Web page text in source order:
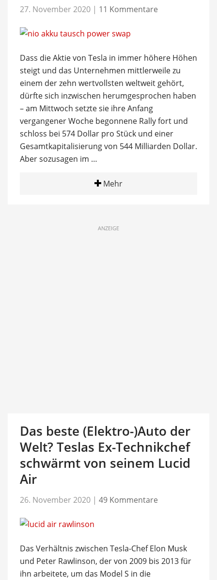
27. November 2020 | 11 Kommentare
Dass die Aktie von Tesla in immer höhere Höhen
steigt und das Unternehmen mittlerweile zu
einem der zehn wertvollsten weltweit gehört,
dürfte sich inzwischen herumgesprochen haben
– am Mittwoch setzte sie ihre Anfang
vergangener Woche begonnene Rally fort und
schloss bei 574 Dollar pro Stück und einer
Gesamtkapitalisierung von 544 Milliarden Dollar.
Aber sozusagen im …
Mehr
ANZEIGE
Das beste (Elektro-)Auto der
Welt? Teslas Ex-Technikchef
schwärmt von seinem Lucid
Air
26. November 2020 | 49 Kommentare
Das Verhältnis zwischen Tesla-Chef Elon Musk
und Peter Rawlinson, der von 2009 bis 2013 für
ihn arbeitete, um das Model S in die